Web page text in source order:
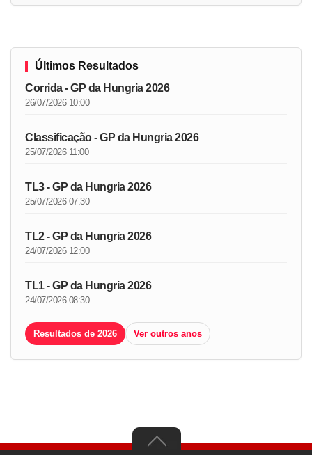
Últimos Resultados
Corrida - GP da Hungria 2026
26/07/2026 10:00
Classificação - GP da Hungria 2026
25/07/2026 11:00
TL3 - GP da Hungria 2026
25/07/2026 07:30
TL2 - GP da Hungria 2026
24/07/2026 12:00
TL1 - GP da Hungria 2026
24/07/2026 08:30
Resultados de 2026 Ver outros anos